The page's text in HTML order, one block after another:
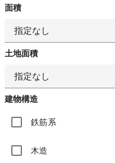
面積
指定なし
土地面積
指定なし
建物構造
鉄筋系
木造